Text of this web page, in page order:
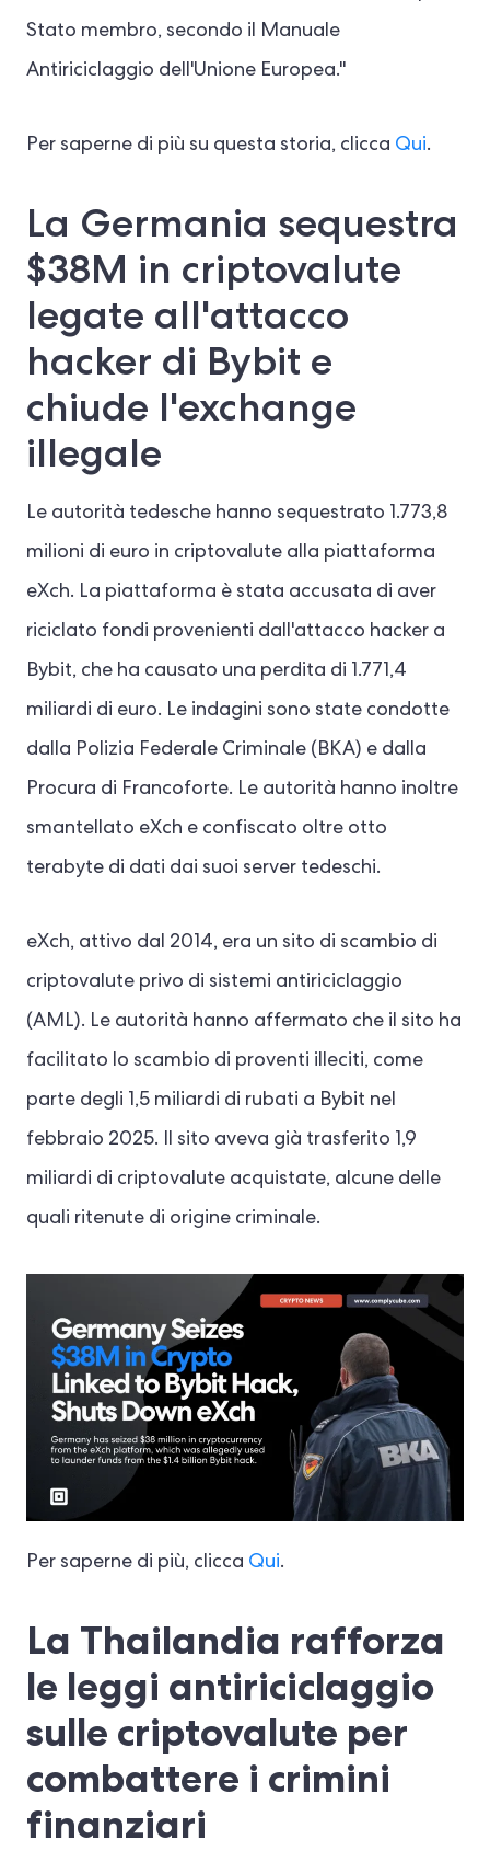
Stato membro, secondo il Manuale
Antiriciclaggio dell'Unione Europea."
Per saperne di più su questa storia, clicca Qui.
La Germania sequestra
$38M in criptovalute
legate all'attacco
hacker di Bybit e
chiude l'exchange
illegale
Le autorità tedesche hanno sequestrato 1.773,8
milioni di euro in criptovalute alla piattaforma
eXch. La piattaforma è stata accusata di aver
riciclato fondi provenienti dall'attacco hacker a
Bybit, che ha causato una perdita di 1.771,4
miliardi di euro. Le indagini sono state condotte
dalla Polizia Federale Criminale (BKA) e dalla
Procura di Francoforte. Le autorità hanno inoltre
smantellato eXch e confiscato oltre otto
terabyte di dati dai suoi server tedeschi.
eXch, attivo dal 2014, era un sito di scambio di
criptovalute privo di sistemi antiriciclaggio
(AML). Le autorità hanno affermato che il sito ha
facilitato lo scambio di proventi illeciti, come
parte degli 1,5 miliardi di rubati a Bybit nel
febbraio 2025. Il sito aveva già trasferito 1,9
miliardi di criptovalute acquistate, alcune delle
quali ritenute di origine criminale.
Per saperne di più, clicca Qui.
La Thailandia rafforza
le leggi antiriciclaggio
sulle criptovalute per
combattere i crimini
finanziari